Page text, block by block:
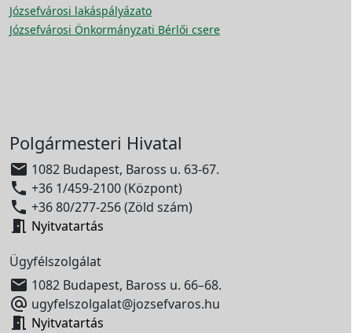
Józsefvárosi lakáspályázato
Józsefvárosi Önkormányzati Bérlői csere
Polgármesteri Hivatal
 1082 Budapest, Baross u. 63-67.
 +36 1/459-2100 (Központ)
 +36 80/277-256 (Zöld szám)
 Nyitvatartás
Ügyfélszolgálat
 1082 Budapest, Baross u. 66–68.
 ugyfelszolgalat@jozsefvaros.hu
 Nyitvatartás